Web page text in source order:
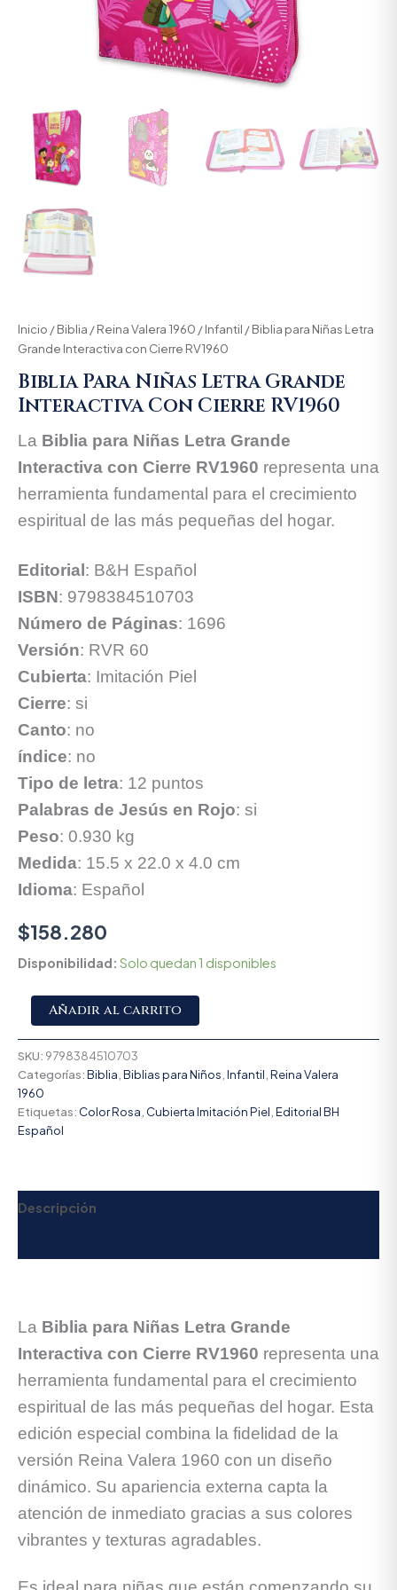
Inicio /Biblia /Reina Valera 1960 /Infantil / Biblia para Niñas Letra
Grande Interactiva con Cierre RV1960
Biblia Para Niñas Letra Grande
Interactiva Con Cierre RV1960
La Biblia para Niñas Letra Grande
Interactiva con Cierre RV1960 representa una
herramienta fundamental para el crecimiento
espiritual de las más pequeñas del hogar.
Editorial : B&H Español
ISBN: 9798384510703
Número de Páginas: 1696
Versión: RVR 60
Cubierta: Imitación Piel
Cierre: si
Canto: no
índice: no
Tipo de letra: 12 puntos
Palabras de Jesús en Rojo: si
Peso: 0.930 kg
Medida: 15.5 x 22.0 x 4.0 cm
Idioma: Español
$158.280
Disponibilidad: Solo quedan 1 disponibles
Añadir al carrito
SKU: 9798384510703
Categorías:Biblia Biblias para Niños Infantil Reina Valera
1960
Etiquetas: Color Rosa Cubierta Imitación Piel Editorial BH
Español
Descripción
La Biblia para Niñas Letra Grande
Interactiva con Cierre RV1960 representa una
herramienta fundamental para el crecimiento
espiritual de las más pequeñas del hogar. Esta
edición especial combina la fidelidad de la
versión Reina Valera 1960 con un diseño
dinámico. Su apariencia externa capta la
atención de inmediato gracias a sus colores
vibrantes y texturas agradables.